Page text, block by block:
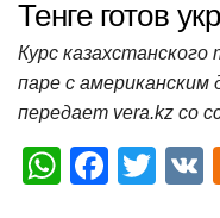
Тенге готов
Курс
паре с американским
передает vera.kz со
W
F
T